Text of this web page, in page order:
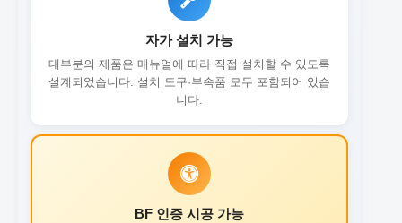
자가 설치 가능
대부분의 제품은 매뉴얼에 따라 직접 설치할 수 있도록
설계되었습니다. 설치 도구·부속품 모두 포함되어 있습
니다.
BF 인증 시공 가능